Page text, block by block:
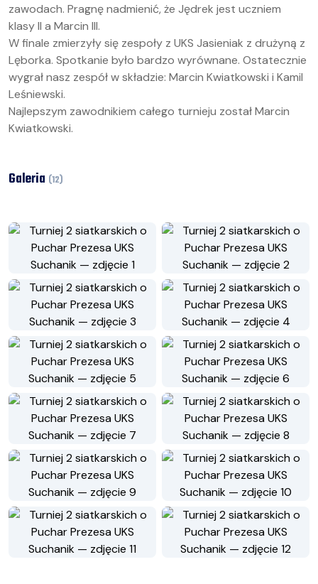
zawodach. Pragnę nadmienić, że Jędrek jest uczniem
klasy II a Marcin III.
W finale zmierzyły się zespoły z UKS Jasieniak z drużyną z
Lęborka. Spotkanie było bardzo wyrównane. Ostatecznie
wygrał nasz zespół w składzie: Marcin Kwiatkowski i Kamil
Leśniewski.
Najlepszym zawodnikiem całego turnieju został Marcin
Kwiatkowski.
Galeria (12)